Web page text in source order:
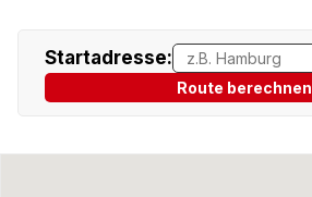
Startadresse:
Route berechnen